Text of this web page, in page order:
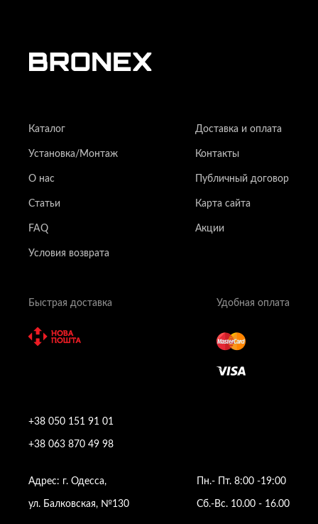
+38 050 151 91 01
+38 063 870 49 98
Пн.- Пт. 8:00 -19:00
Сб.-Вс. 10.00 - 16.00
Адрес: г. Одесса,
ул. Балковская, №130
Каталог Доставка и оплата
Установка/Монтаж Контакты
О нас Публичный договор
Статьи Карта сайта
FAQ Акции
Условия возврата
Быстрая доставка Удобная оплата